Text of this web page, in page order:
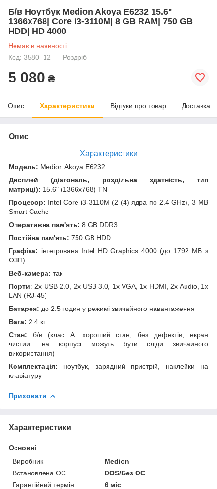
Б/в Ноутбук Medion Akoya E6232 15.6"
1366x768| Core i3-3110M| 8 GB RAM| 750 GB
HDD| HD 4000
Немає в наявності
Код: 3580_12
Роздріб
5 080 ₴
Опис Характеристики Відгуки про товар Доставка
Опис
Характеристики
Модель: Medion Akoya E6232
Дисплей (діагональ, роздільна здатність, тип
матриці): 15.6" (1366x768) TN
Процесор: Intel Core i3-3110M (2 (4) ядра по 2.4 GHz), 3 MB
Smart Cache
Оперативна пам'ять: 8 GB DDR3
Постійна пам'ять: 750 GB HDD
Графіка: інтегрована Intel HD Graphics 4000 (до 1792 MB з
ОЗП)
Веб-камера: так
Порти: 2x USB 2.0, 2x USB 3.0, 1x VGA, 1x HDMI, 2x Audio, 1x
LAN (RJ-45)
Батарея: до 2.5 годин у режимі звичайного навантаження
Вага: 2.4 кг
Стан: б/в (клас А: хороший стан; без дефектів; екран
чистий; на корпусі можуть бути сліди звичайного
використання)
Комплектація: ноутбук, зарядний пристрій, наклейки на
клавіатуру
Приховати
Характеристики
Основні
Виробник
Medion
Встановлена ОС
DOS/Без ОС
Гарантійний термін
6 міс